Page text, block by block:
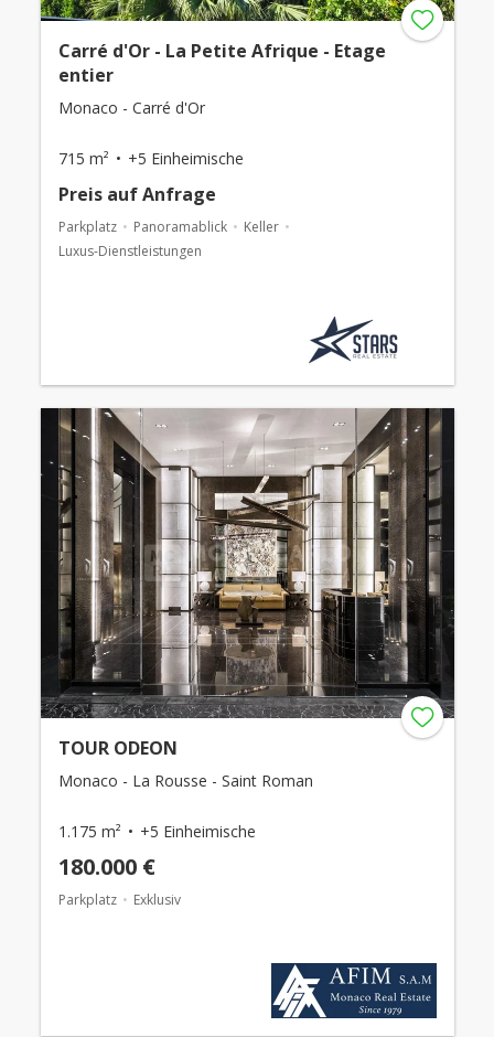
Carré d'Or - La Petite Afrique - Etage
entier
Monaco - Carré d'Or
715 m² +5 Einheimische
Preis auf Anfrage
Parkplatz Panoramablick
Keller
Luxus-Dienstleistungen
TOUR ODEON
Monaco - La Rousse - Saint Roman
1.175 m² +5 Einheimische
180.000 €
Parkplatz Exklusiv